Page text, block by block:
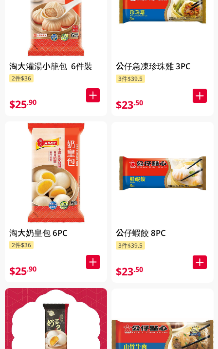
淘大灌湯小籠包 6件裝
2件$36
$25.90
淘大奶皇包 6PC
2件$36
$25.90
公仔急凍珍珠雞 3PC
3件$39.5
$23.50
公仔蝦餃 8PC
3件$39.5
$23.50